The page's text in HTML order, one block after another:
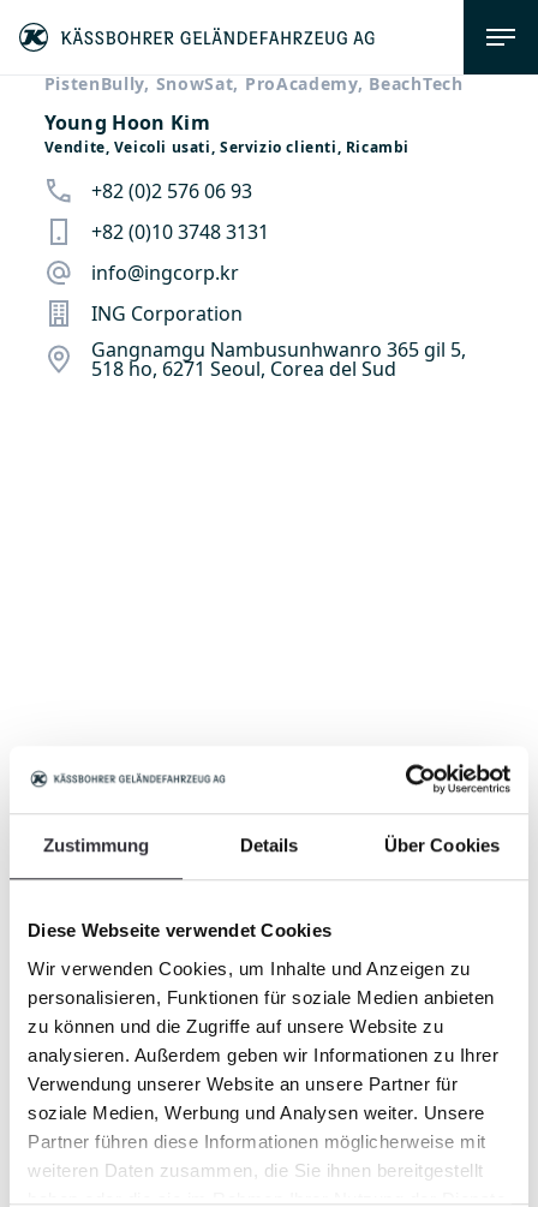
Zustimmung Details Über Cookies
Diese Webseite verwendet Cookies
Wir verwenden Cookies, um Inhalte und Anzeigen zu
personalisieren, Funktionen für soziale Medien anbieten
zu können und die Zugriffe auf unsere Website zu
analysieren. Außerdem geben wir Informationen zu Ihrer
Verwendung unserer Website an unsere Partner für
soziale Medien, Werbung und Analysen weiter. Unsere
Partner führen diese Informationen möglicherweise mit
weiteren Daten zusammen, die Sie ihnen bereitgestellt
haben oder die sie im Rahmen Ihrer Nutzung der Dienste
PistenBully, SnowSat, ProAcademy, BeachTech
Young Hoon Kim
Vendite, Veicoli usati, Servizio clienti, Ricambi
+82 (0)2 576 06 93
+82 (0)10 3748 3131
info@ingcorp.kr
ING Corporation
Gangnamgu Nambusunhwanro 365 gil 5,
518 ho, 6271 Seoul, Corea del Sud